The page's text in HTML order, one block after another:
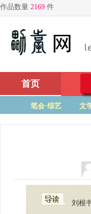
首页
笔会·综艺 文
刘根